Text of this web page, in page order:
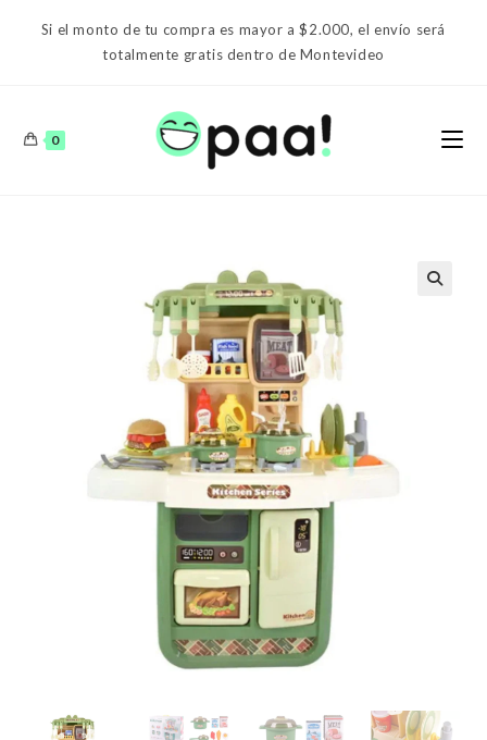
Si el monto de tu compra es mayor a $2.000, el envío será
totalmente gratis dentro de Montevideo
0